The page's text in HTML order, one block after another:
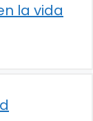
la vida